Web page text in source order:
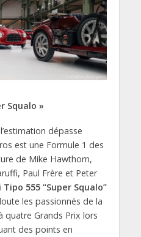
Squalo »
dépasse
est une Formule 1 des
de Mike Hawthorn,
Paul Frère et Peter
Tipo 555 “Super Squalo”
les passionnés de la
quatre Grands Prix lors
des points en